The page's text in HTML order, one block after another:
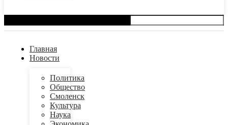
Главная
Новости
Политика
Общество
Смоленск
Культура
Наука